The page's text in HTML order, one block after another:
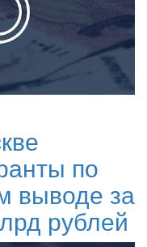
по
выводе за
рублей